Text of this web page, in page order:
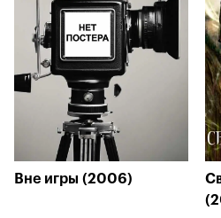
Вне игры (2006)